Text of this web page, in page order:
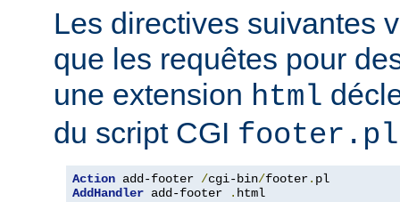
Les directives suivantes
que les requêtes pour
une extension html
du script CGI footer.pl
Action add-footer /cgi-bin/footer.
AddHandler add-footer . html